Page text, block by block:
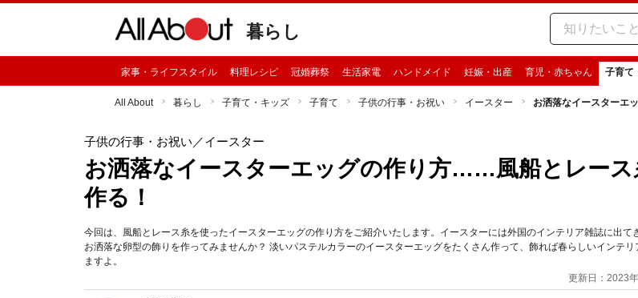
暮らし
家事・ライフスタイル 料理レシピ 冠婚葬祭 生活家電 ハンドメイド 妊娠・出産 育児・赤ちゃん 子育て
All About 暮らし 子育て・キッズ 子育て 子供の行事・お祝い イースター お洒落なイースターエ
子供の行事・お祝い ／イースター
お洒落なイースターエッグの作り方……風船とレース
作る！
今回は、風船とレース糸を使ったイースターエッグの作り方をご紹介いたします。イースターには外国のインテリア雑誌に出て
お洒落な卵型の飾りを作ってみませんか？ 淡いパステルカラーのイースターエッグをたくさん作って、飾れば春らしいインテリ
ますよ。
更新日：2023